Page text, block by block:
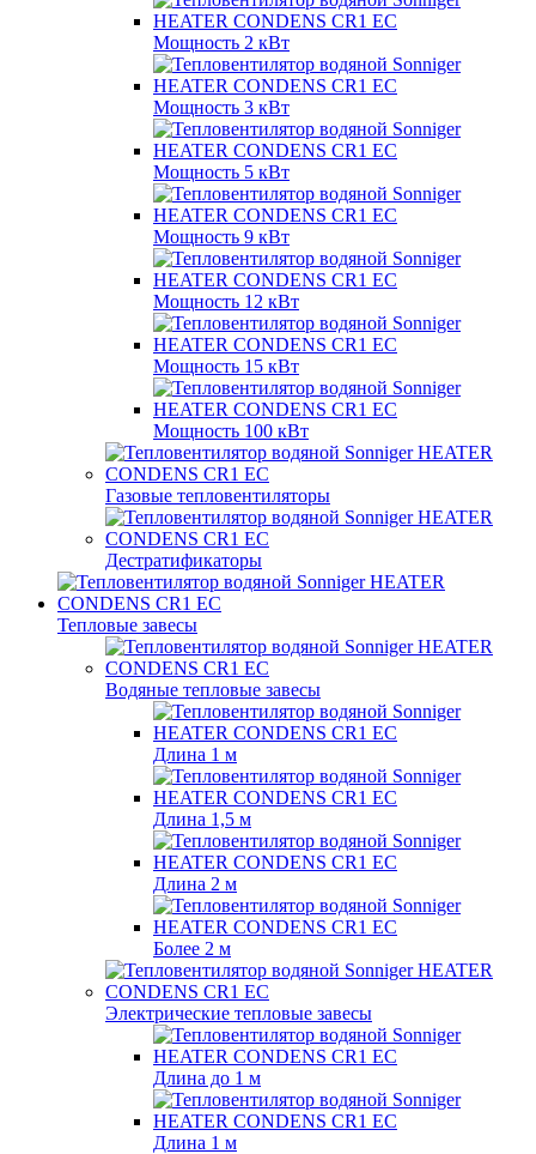
Мощность 2 кВт
Мощность 3 кВт
Мощность 5 кВт
Мощность 9 кВт
Мощность 12 кВт
Мощность 15 кВт
Мощность 100 кВт
Газовые тепловентиляторы
Дестратификаторы
Тепловые завесы
Водяные тепловые завесы
Длина 1 м
Длина 1,5 м
Длина 2 м
Более 2 м
Электрические тепловые завесы
Длина до 1 м
Длина 1 м